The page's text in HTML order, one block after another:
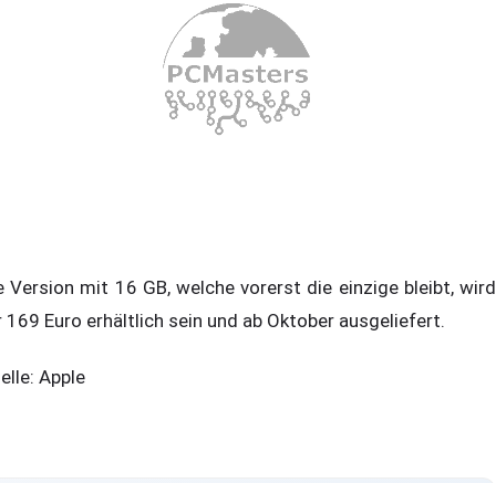
Version mit 16 GB, welche vorerst die einzige bleibt, wird
169 Euro erhältlich sein und ab Oktober ausgeliefert.
Apple